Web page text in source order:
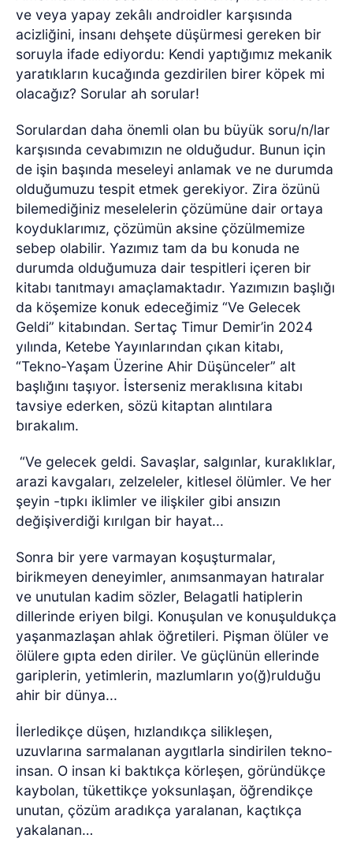
ve veya yapay zekâlı androidler karşısında
acizliğini, insanı dehşete düşürmesi gereken bir
soruyla ifade ediyordu: Kendi yaptığımız mekanik
yaratıkların kucağında gezdirilen birer köpek mi
olacağız? Sorular ah sorular!
Sorulardan daha önemli olan bu büyük soru/n/lar
karşısında cevabımızın ne olduğudur. Bunun için
de işin başında meseleyi anlamak ve ne durumda
olduğumuzu tespit etmek gerekiyor. Zira özünü
bilemediğiniz meselelerin çözümüne dair ortaya
koyduklarımız, çözümün aksine çözülmemize
sebep olabilir. Yazımız tam da bu konuda ne
durumda olduğumuza dair tespitleri içeren bir
kitabı tanıtmayı amaçlamaktadır. Yazımızın başlığı
da köşemize konuk edeceğimiz “Ve Gelecek
Geldi” kitabından. Sertaç Timur Demir’in 2024
yılında, Ketebe Yayınlarından çıkan kitabı,
“Tekno-Yaşam Üzerine Ahir Düşünceler” alt
başlığını taşıyor. İsterseniz meraklısına kitabı
tavsiye ederken, sözü kitaptan alıntılara
bırakalım.
“Ve gelecek geldi. Savaşlar, salgınlar, kuraklıklar,
arazi kavgaları, zelzeleler, kitlesel ölümler. Ve her
şeyin -tıpkı iklimler ve ilişkiler gibi ansızın
değişiverdiği kırılgan bir hayat...
Sonra bir yere varmayan koşuşturmalar,
birikmeyen deneyimler, anımsanmayan hatıralar
ve unutulan kadim sözler, Belagatli hatiplerin
dillerinde eriyen bilgi. Konuşulan ve konuşuldukça
yaşanmazlaşan ahlak öğretileri. Pişman ölüler ve
ölülere gıpta eden diriler. Ve güçlünün ellerinde
gariplerin, yetimlerin, mazlumların yo(ğ)rulduğu
ahir bir dünya...
İlerledikçe düşen, hızlandıkça silikleşen,
uzuvlarına sarmalanan aygıtlarla sindirilen tekno-
insan. O insan ki baktıkça körleşen, göründükçe
kaybolan, tükettikçe yoksunlaşan, öğrendikçe
unutan, çözüm aradıkça yaralanan, kaçtıkça
yakalanan…